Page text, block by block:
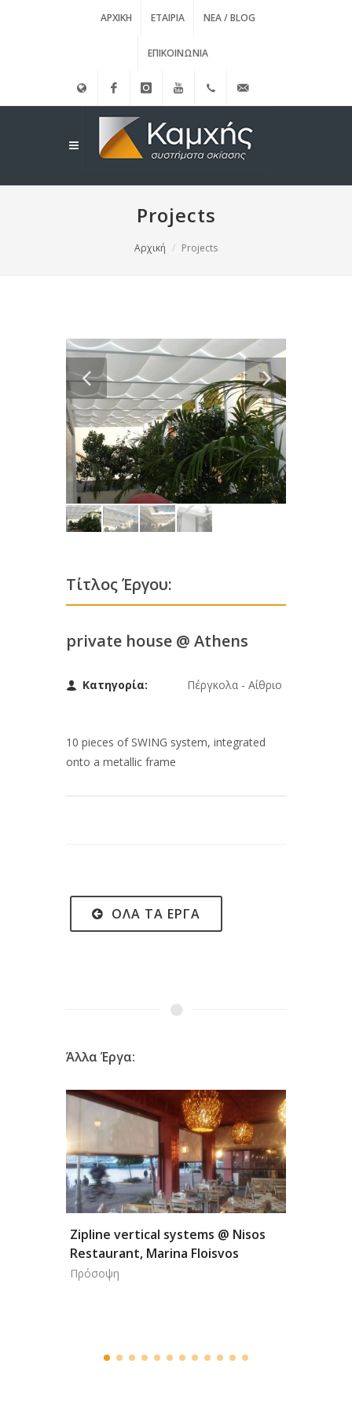
ΑΡΧΙΚΉ ΕΤΑΙΡΊΑ ΝΈΑ / BLOG
ΕΠΙΚΟΙΝΩΝΊΑ
FacebookinstagramYoutube (+30)
210.3455761
info@kamxis.gr
Projects
Αρχική Projects
Τίτλος Έργου:
private house @ Athens
Κατηγορία: Πέργκολα - Αίθριο
10 pieces of SWING system, integrated
onto a metallic frame
ΌΛΑ ΤΑ ΈΡΓΑ
Άλλα Έργα:
Zipline vertical systems @ Nisos
Restaurant, Marina Floisvos
Πρόσοψη